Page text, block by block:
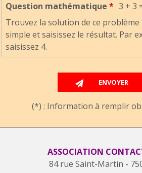
Question mathématique * 3 + 3
Trouvez la solution de ce
simple et saisissez le résultat. Par
saisissez 4.
(*) : Information à remplir
ASSOCIATION
84 rue Saint-Martin -